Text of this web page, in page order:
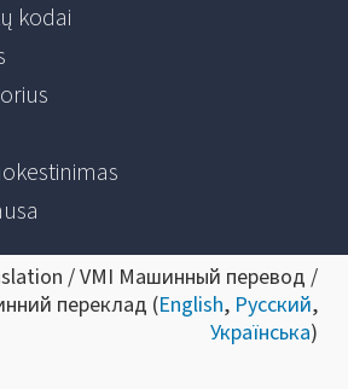
kodai
/ VMI Машинный перевод /
переклад (English, Русский,
Українська)